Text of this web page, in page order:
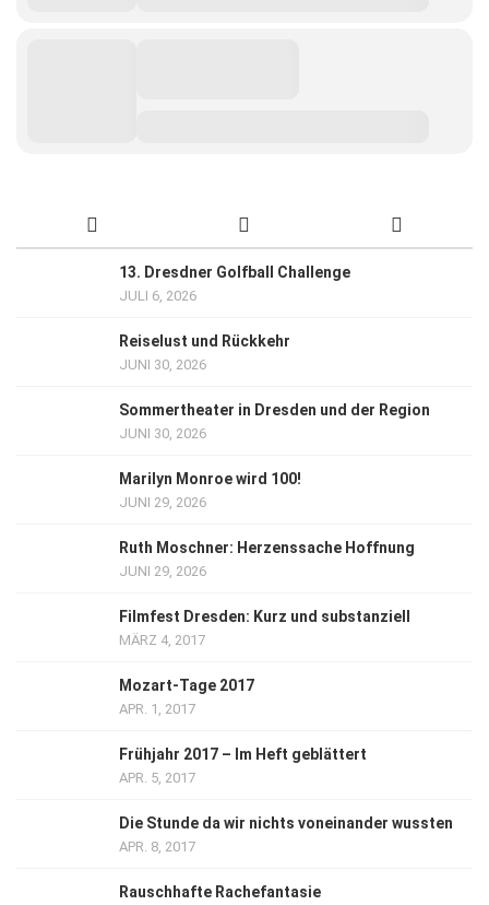
13. Dresdner Golfball Challenge
JULI 6, 2026
Reiselust und Rückkehr
JUNI 30, 2026
Sommertheater in Dresden und der Region
JUNI 30, 2026
Marilyn Monroe wird 100!
JUNI 29, 2026
Ruth Moschner: Herzenssache Hoffnung
JUNI 29, 2026
Filmfest Dresden: Kurz und substanziell
MÄRZ 4, 2017
Mozart-Tage 2017
APR. 1, 2017
Frühjahr 2017 – Im Heft geblättert
APR. 5, 2017
Die Stunde da wir nichts voneinander wussten
APR. 8, 2017
Rauschhafte Rachefantasie